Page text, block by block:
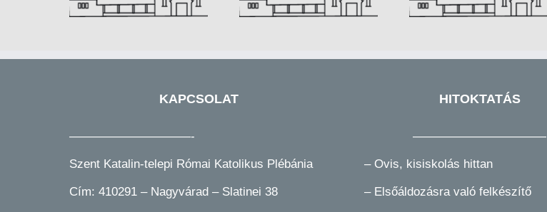
KAPCSOLAT
——————————-
Szent Katalin-telepi Római Katolikus Plébánia
Cím: 410291 – Nagyvárad – Slatinei 38
HITOKTATÁS
———————————
– Ovis, kisiskolás hittan
– Elsőáldozásra való felkészítő